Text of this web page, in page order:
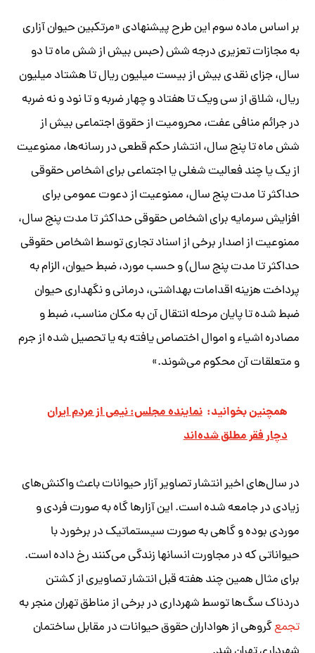
بر اساس ماده سوم این طرح پیشنهادی «مرتکبین حیوان آزاری
به مجازات تعزیری درجه شش (حبس بیش از شش ماه تا دو
سال، جزای نقدی بیش از بیست میلیون ریال تا هشتاد میلیون
ریال، شلاق از سی ویک تا هفتاد و چهار ضربه و تا نود و نه ضربه
در جرائم منافی عفت، محرومیت از حقوق اجتماعی بیش از
شش ماه تا پنج سال، انتشار حکم قطعی در رسانه‌ها، ممنوعیت
از یک یا چند فعالیت شغلی یا اجتماعی برای اشخاص حقوقی
حداکثر تا مدت پنج سال، ممنوعیت از دعوت عمومی برای
افزایش سرمایه برای اشخاص حقوقی حداکثر تا مدت پنج سال،
ممنوعیت از اصدار برخی از اسناد تجاری توسط اشخاص حقوقی
حداکثر تا مدت پنج سال) و حسب مورد، ضبط حیوان، الزام به
پرداخت هزینه اقدامات بهداشتی، درمانی و نگهداری حیوان
ضبط شده تا پایان مرحله انتقال آن به مکان مناسب، ضبط و
مصادره اشیاء و اموال اختصاص یافته به یا تحصیل شده از جرم
و متعلقات آن محکوم می‌شوند.»
همچنین بخوانید: نماینده مجلس: نیمی از مردم ایران
دچار فقر مطلق شده‌اند
در سال‌های اخیر انتشار تصاویر آزار حیوانات باعث واکنش‌های
زیادی در جامعه شده است. این آزارها گاه به صورت فردی و
موردی بوده و گاهی به صورت سیستماتیک در برخورد با
حیواناتی که در مجاورت انسانها زندگی‌ می‌کنند رخ داده است.
برای مثال همین چند هفته قبل انتشار تصاویری از کشتن
دردناک سگ‌ها توسط شهرداری در برخی از مناطق تهران منجر به
تجمعگروهی از هواداران حقوق حیوانات در مقابل ساختمان